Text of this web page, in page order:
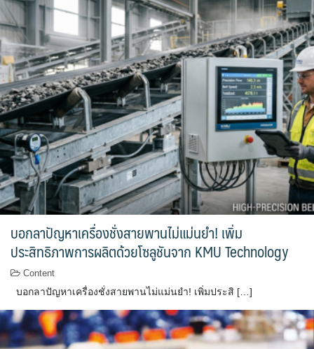
บอกลาปัญหาเครื่องชั่งสายพานไม่แม่นยำ! เพิ่ม
ประสิทธิภาพการผลิตด้วยโซลูชันจาก KMU Technology
Content
บอกลาปัญหาเครื่องชั่งสายพานไม่แม่นยำ! เพิ่มประสิ […]